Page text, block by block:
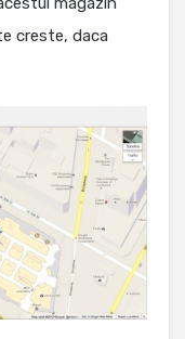
creste, daca